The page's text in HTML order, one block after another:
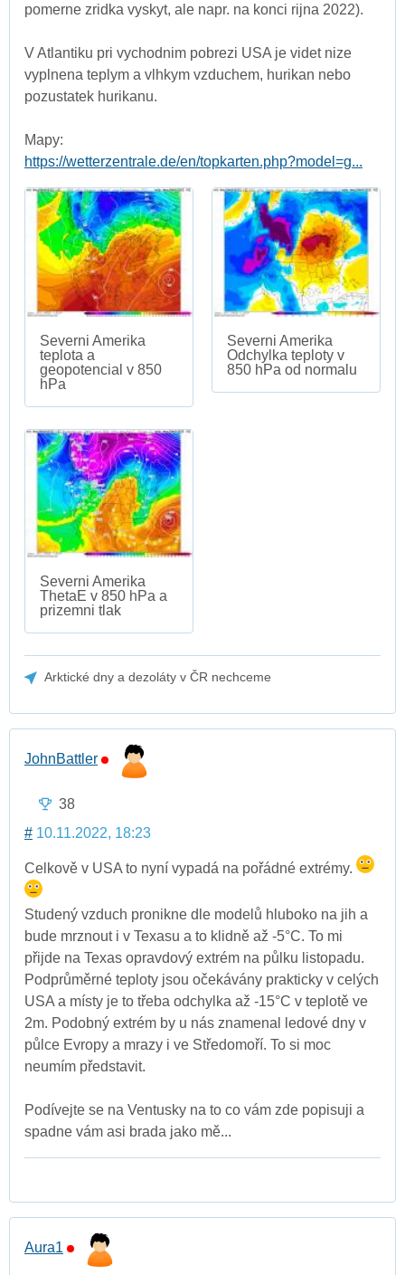
pomerne zridka vyskyt, ale napr. na konci rijna 2022).
V Atlantiku pri vychodnim pobrezi USA je videt nize
vyplnena teplym a vlhkym vzduchem, hurikan nebo
pozustatek hurikanu.
Mapy:
https://wetterzentrale.de/en/topkarten.php?model=g...
Severni Amerika
teplota a
geopotencial v 850
hPa
Severni Amerika
Odchylka teploty v
850 hPa od normalu
Severni Amerika
ThetaE v 850 hPa a
prizemni tlak
Arktické dny a dezoláty v ČR nechceme
JohnBattler
38
# 10.11.2022, 18:23
Celkově v USA to nyní vypadá na pořádné extrémy.
Studený vzduch pronikne dle modelů hluboko na jih a
bude mrznout i v Texasu a to klidně až -5°C. To mi
přijde na Texas opravdový extrém na půlku listopadu.
Podprůměrné teploty jsou očekávány prakticky v celých
USA a místy je to třeba odchylka až -15°C v teplotě ve
2m. Podobný extrém by u nás znamenal ledové dny v
půlce Evropy a mrazy i ve Středomoří. To si moc
neumím představit.
Podívejte se na Ventusky na to co vám zde popisuji a
spadne vám asi brada jako mě...
Aura1